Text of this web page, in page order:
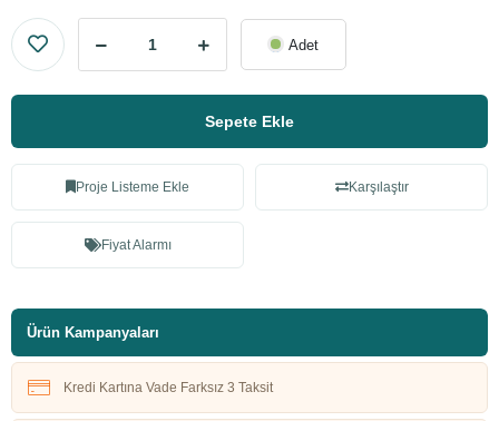
Adet
Sepete Ekle
Proje Listeme Ekle Karşılaştır
Fiyat Alarmı
Ürün Kampanyaları
Kredi Kartına Vade Farksız 3 Taksit